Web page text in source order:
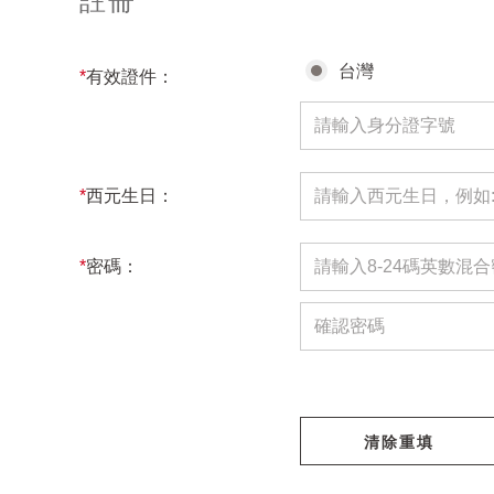
*有效證件： 台灣
*西元生日：
*密碼：